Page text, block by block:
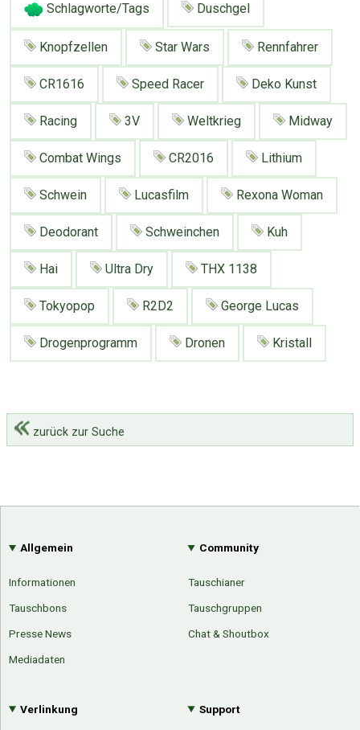
Mediadaten
Presse News
Erweitere Suche
Suchanfragen
Zufallsartikel
Kategoriewolke
Tagwolke
Schlagworte/Tags Duschgel
Knopfzellen Star Wars Rennfahrer
CR1616 Speed Racer Deko Kunst
Racing 3V Weltkrieg Midway
Combat Wings CR2016 Lithium
Schwein Lucasfilm Rexona Woman
Deodorant Schweinchen Kuh
Hai Ultra Dry THX 1138
Tokyopop R2D2 George Lucas
Drogenprogramm Dronen Kristall
zurück zur Suche
Allgemein
Informationen
Tauschbons
Presse News
Mediadaten
Community
Tauschianer
Tauschgruppen
Chat & Shoutbox
Verlinkung Support